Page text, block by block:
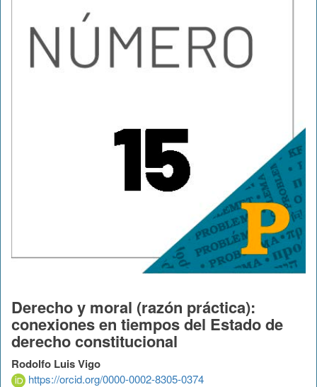
Derecho y moral (razón práctica):
conexiones en tiempos del Estado de
derecho constitucional
Rodolfo Luis Vigo
https://orcid.org/0000-0002-8305-0374